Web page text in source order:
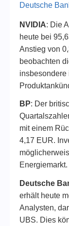
Deutsche
NVIDIA: Die
heute bei
Anstieg von
beobachten
BP: Der
mit einem
4,17 EUR.
Energiemarkt.
Deutsche
erhält heute
Analysten,
UBS. Dies